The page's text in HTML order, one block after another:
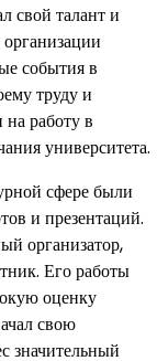
свой талант и
события в
труду и
работу в
университета.
сфере были
и презентаций.
организатор,
Его работы
оценку
свою
значительный